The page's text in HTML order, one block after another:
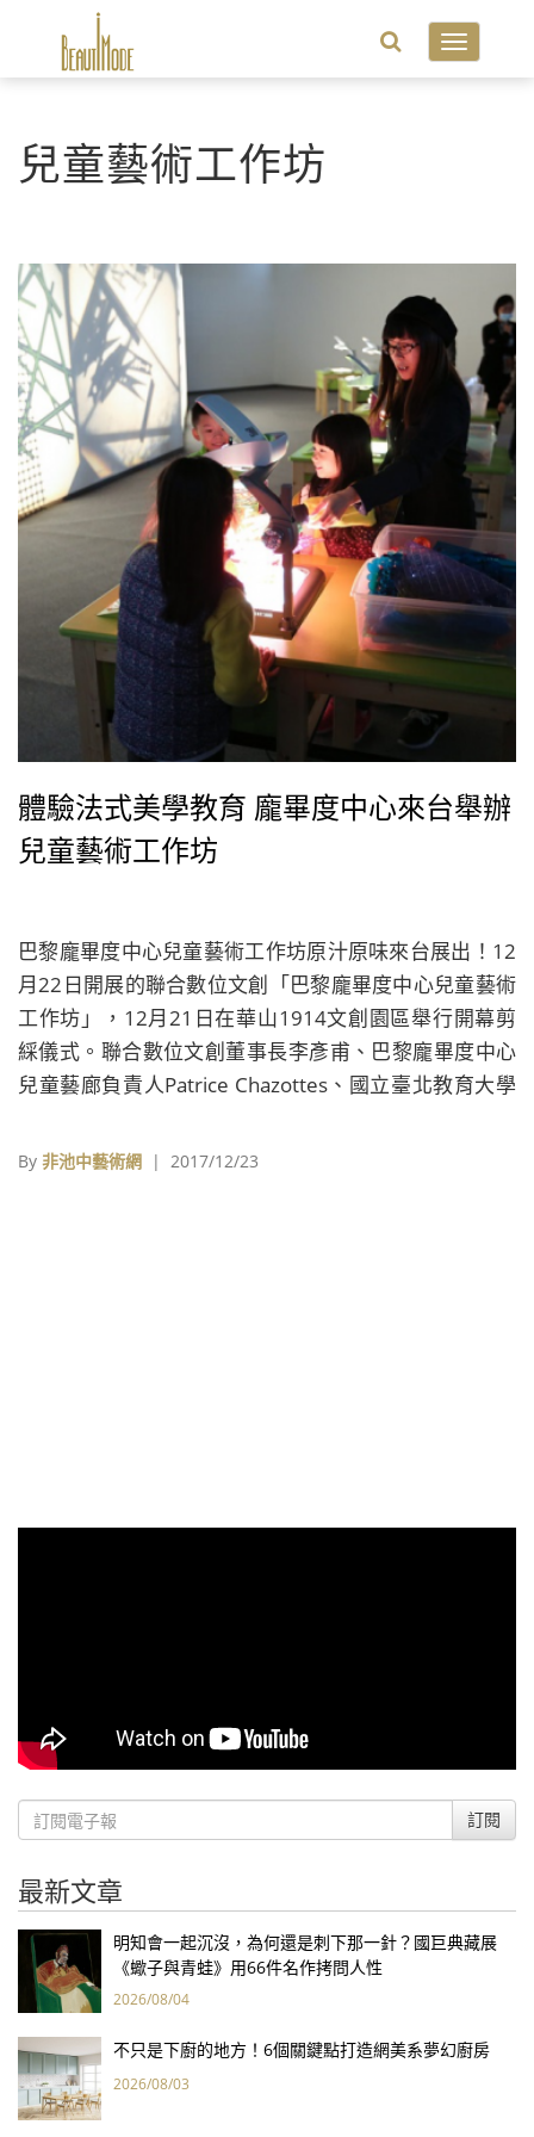
Toggle
兒童藝術工作坊
體驗法式美學教育 龐畢度中心來台舉辦
兒童藝術工作坊
巴黎龐畢度中心兒童藝術工作坊原汁原味來台展出！12
月22日開展的聯合數位文創「巴黎龐畢度中心兒童藝術
工作坊」，12月21日在華山1914文創園區舉行開幕剪
綵儀式。聯合數位文創董事長李彥甫、巴黎龐畢度中心
兒童藝廊負責人Patrice Chazottes、國立臺北教育大學
達文教基金會執行長徐繪珈親臨致詞。現場開放兒童體
By 非池中藝術網 | 2017/12/23
訂閱
最新文章
明知會一起沉沒，為何還是刺下那一針？國巨典藏展
《蠍子與青蛙》用66件名作拷問人性
2026/08/04
不只是下廚的地方！6個關鍵點打造網美系夢幻廚房
2026/08/03